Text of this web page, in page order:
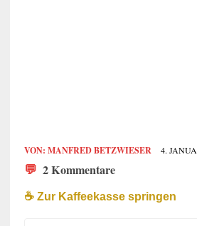
VON: MANFRED BETZWIESER 4.
💬 2 Kommentare
☕️ Zur Kaffeekasse springen